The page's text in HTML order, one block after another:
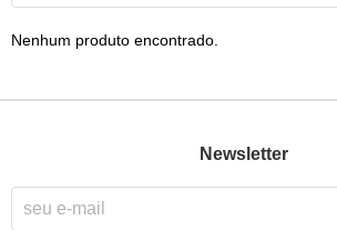
Nenhum produto encontrado.
Newsletter